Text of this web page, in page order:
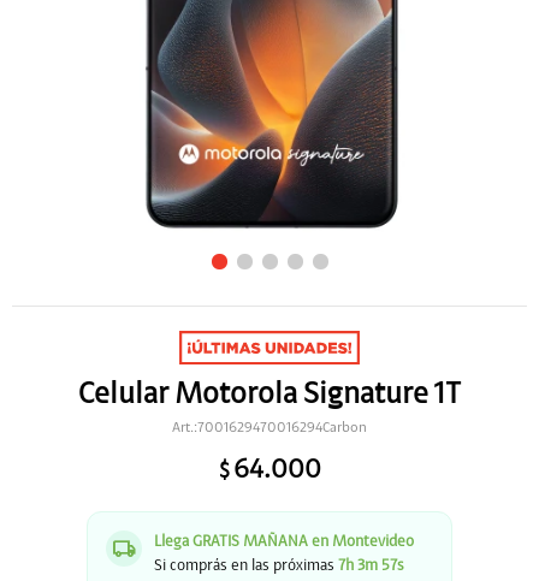
Celular Motorola Signature 1T
7001629470016294Carbon
$ 64.000
Llega GRATIS MAÑANA en Montevideo
Si comprás en las próximas 7h 3m 56s